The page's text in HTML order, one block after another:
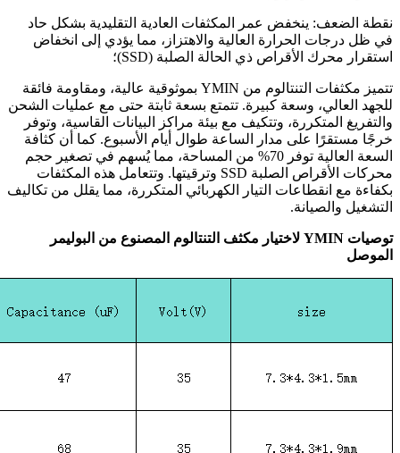
نقطة الضعف: ينخفض ​​عمر المكثفات العادية التقليدية بشكل حاد
في ظل درجات الحرارة العالية والاهتزاز، مما يؤدي إلى انخفاض
استقرار محرك الأقراص ذي الحالة الصلبة (SSD)؛
تتميز مكثفات التنتالوم من YMIN بموثوقية عالية، ومقاومة فائقة
للجهد العالي، وسعة كبيرة. تتمتع بسعة ثابتة حتى مع عمليات الشحن
والتفريغ المتكررة، وتتكيف مع بيئة مراكز البيانات القاسية، وتوفر
خرجًا مستقرًا على مدار الساعة طوال أيام الأسبوع. كما أن كثافة
السعة العالية توفر 70% من المساحة، مما يُسهم في تصغير حجم
محركات الأقراص الصلبة SSD وترقيتها. وتتعامل هذه المكثفات
بكفاءة مع انقطاعات التيار الكهربائي المتكررة، مما يقلل من تكاليف
التشغيل والصيانة.
توصيات YMIN لاختيار مكثف التنتالوم المصنوع من البوليمر
الموصل